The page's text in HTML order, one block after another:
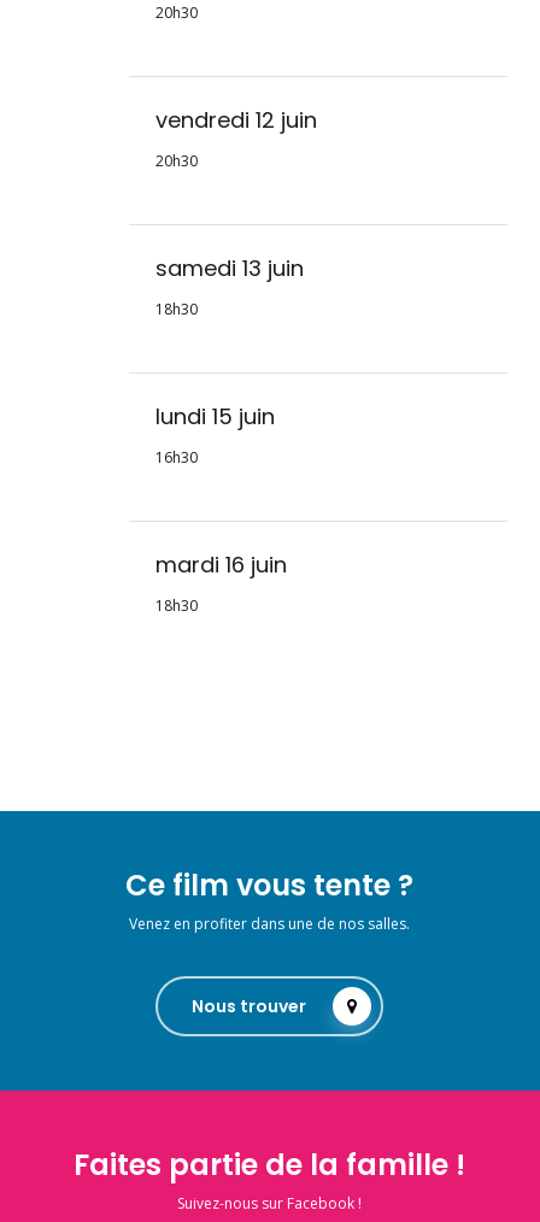
20h30
vendredi 12 juin
20h30
samedi 13 juin
18h30
lundi 15 juin
16h30
mardi 16 juin
18h30
Ce film vous tente ?
Venez en profiter dans une de nos salles.
Nous trouver
Faites partie de la famille !
Suivez-nous sur Facebook !